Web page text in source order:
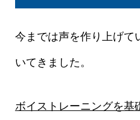
今までは声を作り上げて
いてきました。
ボイストレーニングを基